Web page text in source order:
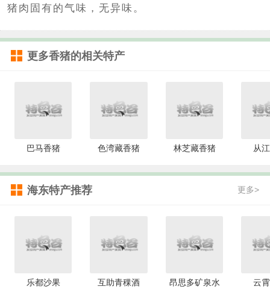
猪肉固有的气味，无异味。
更多香猪的相关特产
巴马香猪 色湾藏香猪 林芝藏香猪 从
海东特产推荐 更多>
乐都沙果 互助青稞酒 昂思多矿泉水 云